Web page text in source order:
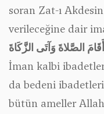
soran Zat-ı
verileceğine dair
الصَّلاةَ وَآتَى الزَّكَاةَ
İman kalbi
da bedeni
bütün ameller